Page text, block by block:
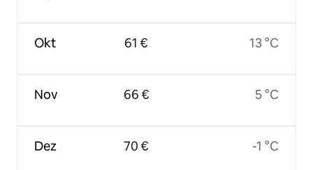
Okt
Nov
Dez
61 €
66 €
70 €
13 °C
5 °C
-1 °C